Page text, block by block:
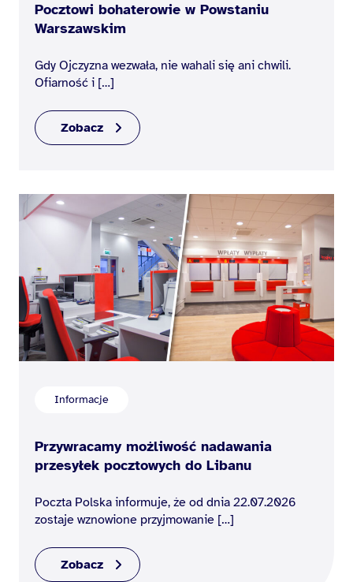
Pocztowi bohaterowie w Powstaniu
Warszawskim
Gdy Ojczyzna wezwała, nie wahali się ani chwili.
Ofiarność i […]
Zobacz
Informacje
Przywracamy możliwość nadawania
przesyłek pocztowych do Libanu
Poczta Polska informuje, że od dnia 22.07.2026
zostaje wznowione przyjmowanie […]
Zobacz